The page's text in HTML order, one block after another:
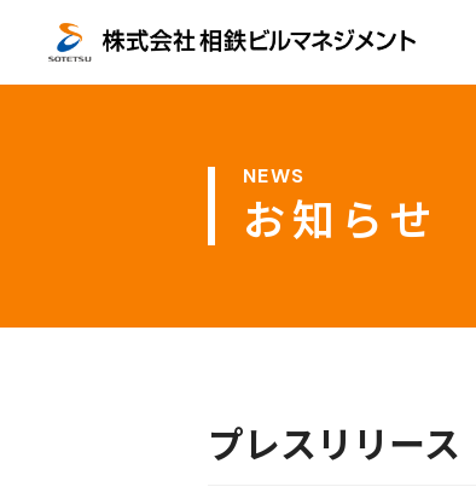
お知らせ
プレスリリース